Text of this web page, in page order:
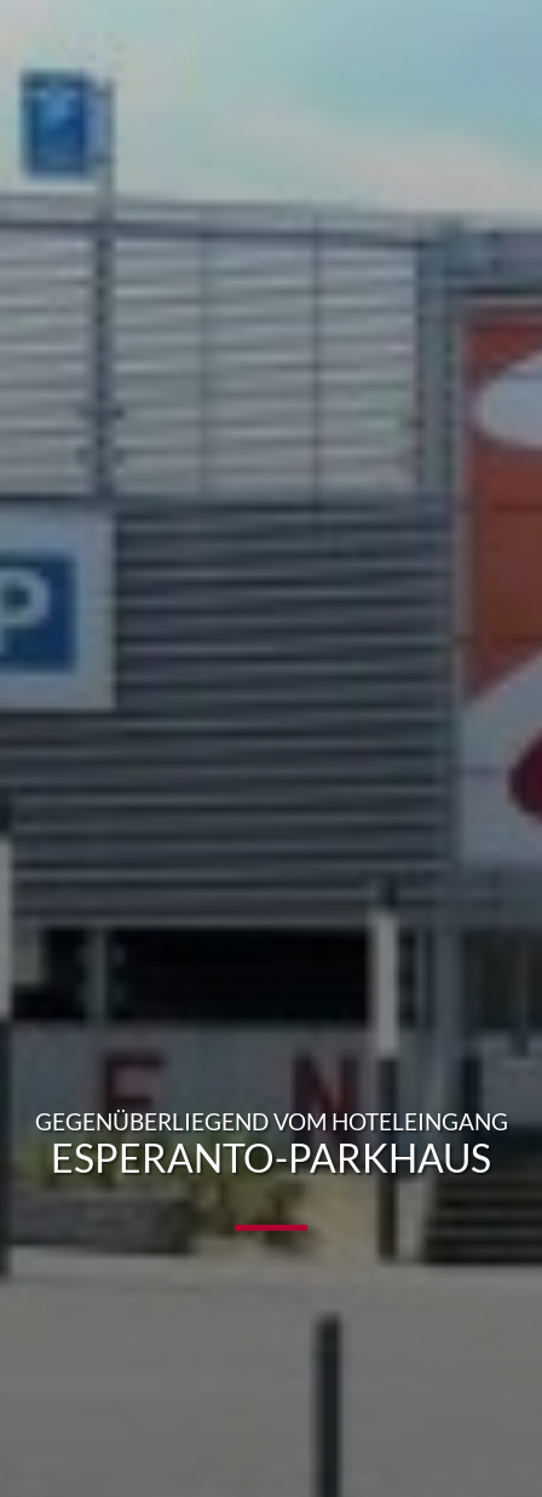
GEGENÜBERLIEGEND VOM HOTELEINGANG
ESPERANTO-PARKHAUS